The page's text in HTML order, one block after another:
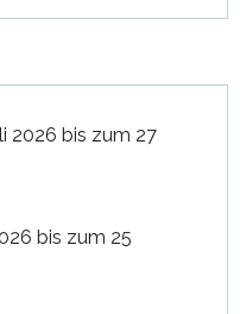
2026 bis zum 27
bis zum 25